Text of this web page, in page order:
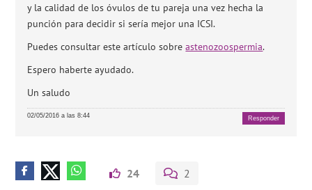
y la calidad de los óvulos de tu pareja una vez hecha la
punción para decidir si sería mejor una ICSI.
Puedes consultar este artículo sobreastenozoospermia.
Espero haberte ayudado.
Un saludo
02/05/2016 a las 8:44 Responder
24 2